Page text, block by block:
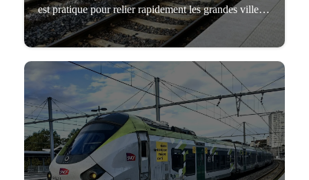
est pratique pour relier rapidement les grandes villes.
Le bus convient aux groupes nombreux, aux longues
distances régionales et aux circuits organisés. Le
plus de liberté. Le meilleur